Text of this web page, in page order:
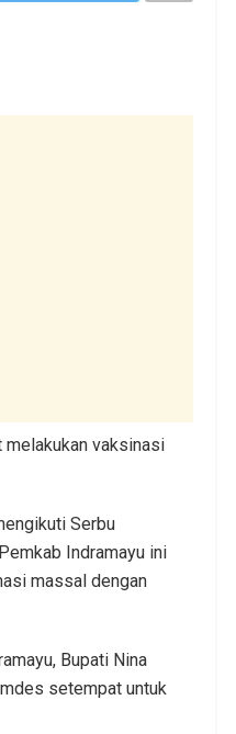
melakukan vaksinasi
Serbu
Indramayu ini
massal dengan
Bupati Nina
setempat untuk